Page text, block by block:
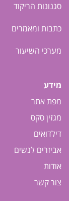
סגנונות הריקוד
כתבות ומאמרים
מערכי השיעור
מידע
מפת אתר
מגזין סקס
דילדואים
אביזרים לנשים
אודות
צור קשר